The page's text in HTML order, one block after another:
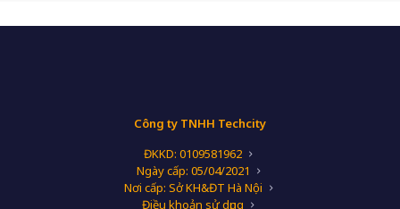
Công ty TNHH Techcity
ĐKKD: 0109581962
Ngày cấp: 05/04/2021
Nơi cấp: Sở KH&ĐT Hà Nội
Điều khoản sử dụng